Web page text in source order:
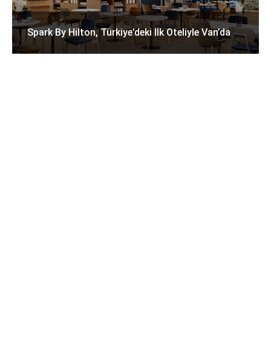
Spark By Hilton, Türkiye’deki Ilk Oteliyle Van’da